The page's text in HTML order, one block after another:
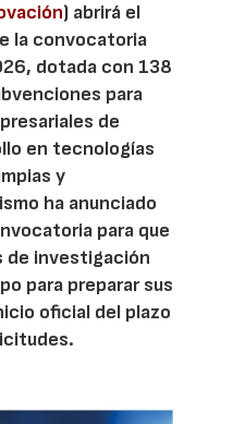
) abrirá el
la convocatoria
dotada con 138
para
de
en tecnologías
y
ha anunciado
para que
de investigación
para preparar sus
oficial del plazo